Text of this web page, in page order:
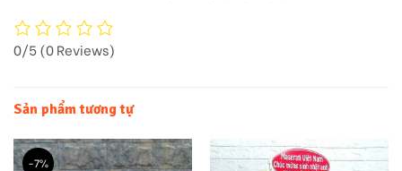
0/5(0 Reviews)
Sản phẩm tương tự
-7%